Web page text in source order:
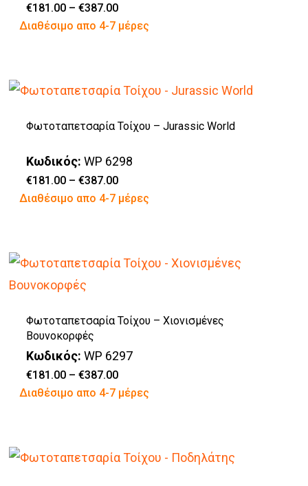
€181.00 – €387.00Price
range:
€181.00
Διαθέσιμο απο 4-7 μέρες
Αυτό
έχει
παραλλαγές.
Οι
επιλογές
μπορούν
στη
σελίδα
προϊόντος
Φωτοταπετσαρία Τοίχου – Jurassic World
Κωδικός: WP 6298
€181.00 – €387.00Price
range:
€181.00
Διαθέσιμο απο 4-7 μέρες
Αυτό
έχει
πολλαπλές
Οι
επιλογές
μπορούν
να
σελίδα
Φωτοταπετσαρία Τοίχου – Χιονισμένες
Βουνοκορφές
Κωδικός: WP 6297
€181.00 – €387.00Price
range:
€181.00
Διαθέσιμο απο 4-7 μέρες
Αυτό
έχει